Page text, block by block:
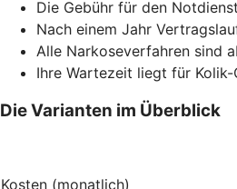
Die Gebühr für den
Nach einem Jahr
Alle Narkoseverfahren sind
Ihre Wartezeit liegt für
Die Varianten im Überblick
Kosten (monatlich)